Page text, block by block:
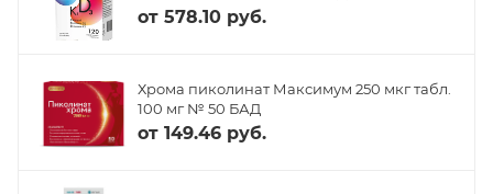
от 578.10 руб.
Хрома пиколинат Максимум 250 мкг табл.
100 мг № 50 БАД
от 149.46 руб.